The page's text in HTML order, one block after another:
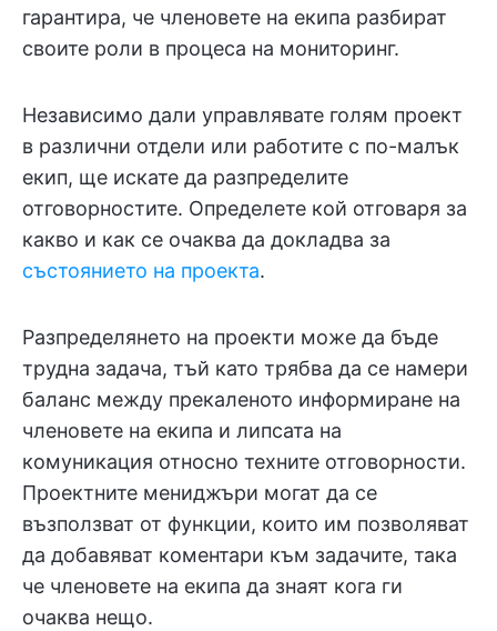
гарантира, че членовете на екипа разбират
своите роли в процеса на мониторинг.
Независимо дали управлявате голям проект
в различни отдели или работите с по-малък
екип, ще искате да разпределите
отговорностите. Определете кой отговаря за
какво и как се очаква да докладва за
състоянието на проекта.
Разпределянето на проекти може да бъде
трудна задача, тъй като трябва да се намери
баланс между прекаленото информиране на
членовете на екипа и липсата на
комуникация относно техните отговорности.
Проектните мениджъри могат да се
възползват от функции, които им позволяват
да добавяват коментари към задачите, така
че членовете на екипа да знаят кога ги
очаква нещо.